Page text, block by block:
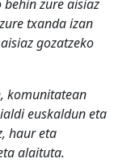
zure aisiaz
txanda izan
gozatzeko
komunitatean
euskaldun eta
haur eta
alaituta.